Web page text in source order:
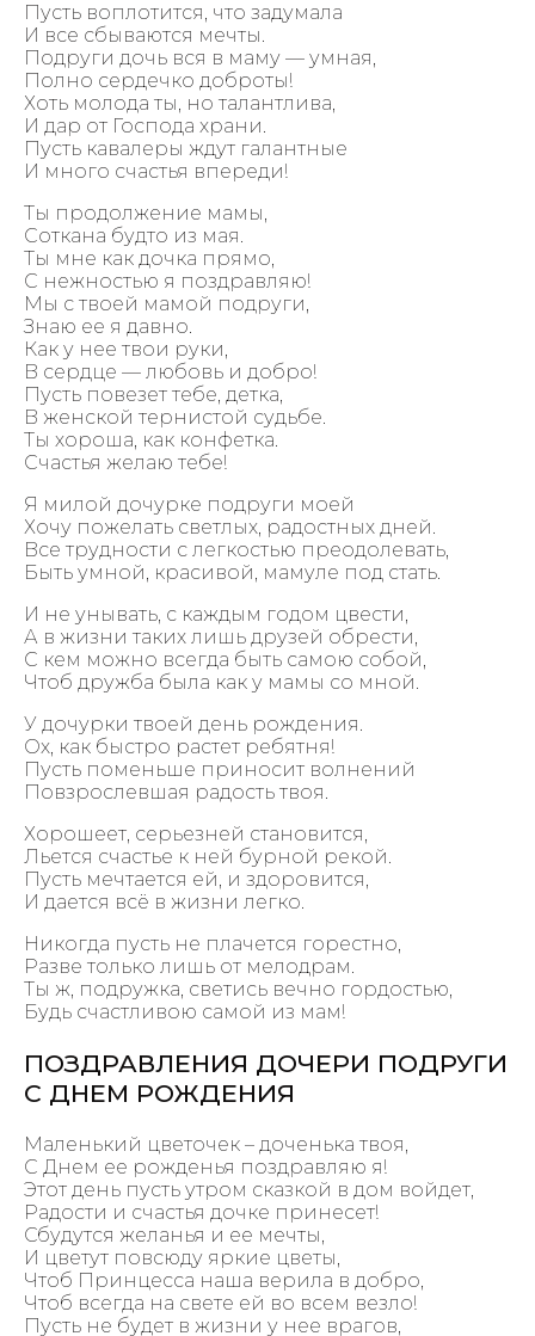
Пусть воплотится, что задумала
И все сбываются мечты.
Подруги дочь вся в маму — умная,
Полно сердечко доброты!
Хоть молода ты, но талантлива,
И дар от Господа храни.
Пусть кавалеры ждут галантные
И много счастья впереди!
Ты продолжение мамы,
Соткана будто из мая.
Ты мне как дочка прямо,
С нежностью я поздравляю!
Мы с твоей мамой подруги,
Знаю ее я давно.
Как у нее твои руки,
В сердце — любовь и добро!
Пусть повезет тебе, детка,
В женской тернистой судьбе.
Ты хороша, как конфетка.
Счастья желаю тебе!
Я милой дочурке подруги моей
Хочу пожелать светлых, радостных дней.
Все трудности с легкостью преодолевать,
Быть умной, красивой, мамуле под стать.
И не унывать, с каждым годом цвести,
А в жизни таких лишь друзей обрести,
С кем можно всегда быть самою собой,
Чтоб дружба была как у мамы со мной.
У дочурки твоей день рождения.
Ох, как быстро растет ребятня!
Пусть поменьше приносит волнений
Повзрослевшая радость твоя.
Хорошеет, серьезней становится,
Льется счастье к ней бурной рекой.
Пусть мечтается ей, и здоровится,
И дается всё в жизни легко.
Никогда пусть не плачется горестно,
Разве только лишь от мелодрам.
Ты ж, подружка, светись вечно гордостью,
Будь счастливою самой из мам!
ПОЗДРАВЛЕНИЯ ДОЧЕРИ ПОДРУГИ
С ДНЕМ РОЖДЕНИЯ
Маленький цветочек – доченька твоя,
С Днем ее рожденья поздравляю я!
Этот день пусть утром сказкой в дом войдет,
Радости и счастья дочке принесет!
Сбудутся желанья и ее мечты,
И цветут повсюду яркие цветы,
Чтоб Принцесса наша верила в добро,
Чтоб всегда на свете ей во всем везло!
Пусть не будет в жизни у нее врагов,